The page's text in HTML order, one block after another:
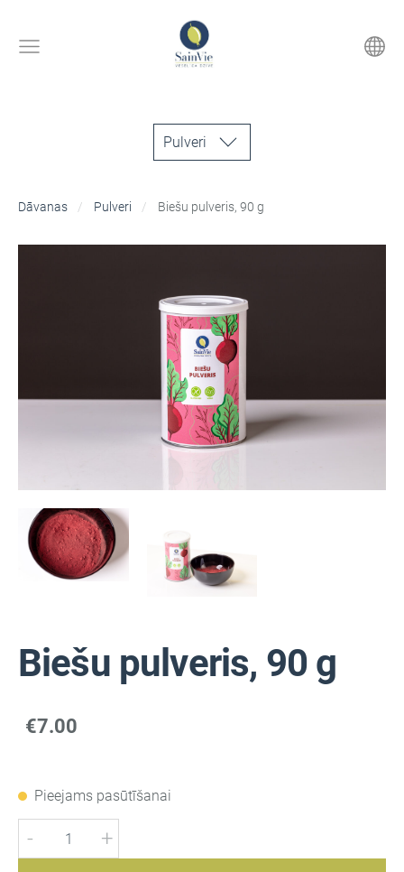
Pulveri
Dāvanas Pulveri Biešu pulveris, 90 g
Biešu pulveris, 90 g
€7.00
Pieejams pasūtīšanai
- +